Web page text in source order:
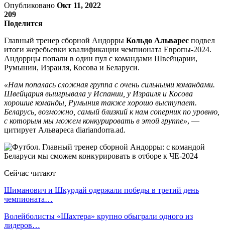
Опубликовано Окт 11, 2022
209
Поделится
Главный тренер сборной Андорры Кольдо Альварес подвел
итоги жеребьевки квалификации чемпионата Европы-2024.
Андоррцы попали в один пул с командами Швейцарии,
Румынии, Израиля, Косова и Беларуси.
«Нам попалась сложная группа с очень сильными командами.
Швейцария выигрывала у Испании, у Израиля и Косова
хорошие команды, Румыния также хорошо выступает.
Беларусь, возможно, самый близкий к нам соперник по уровню,
с которым мы можем конкурировать в этой группе», —
цитирует Альвареса diariandorra.ad.
Сейчас читают
Шиманович и Шкурдай одержали победы в третий день
чемпионата…
Волейболисты «Шахтера» крупно обыграли одного из
лидеров…